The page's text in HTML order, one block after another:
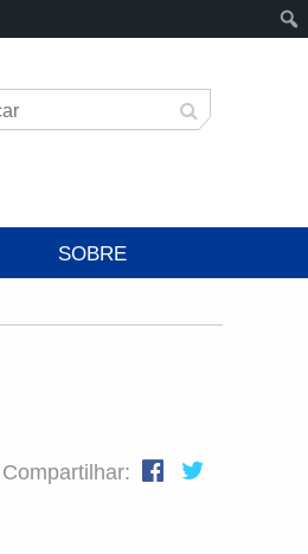
SOBRE
Compartilhar: